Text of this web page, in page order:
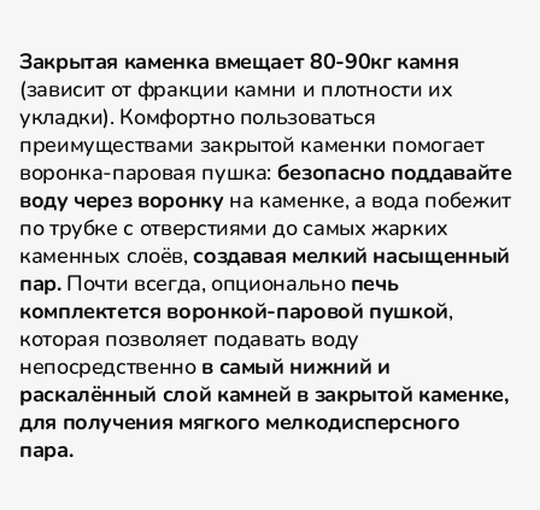
Закрытая каменка вмещает 80-90кг камня
(зависит от фракции камни и плотности их
укладки). Комфортно пользоваться
преимуществами закрытой каменки помогает
воронка-паровая пушка: безопасно поддавайте
воду через воронку на каменке, а вода побежит
по трубке с отверстиями до самых жарких
каменных слоёв,создавая мелкий насыщенный
пар.Почти всегда, опционально печь
комплектется воронкой-паровой пушкой,
которая позволяет подавать воду
непосредственно в самый нижний и
раскалённый слой камней в закрытой каменке,
для получения мягкого мелкодисперсного
пара.